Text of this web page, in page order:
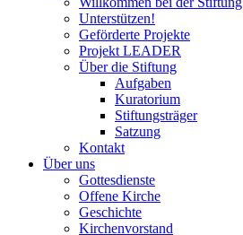
Unterstützen!
Geförderte Projekte
Projekt LEADER
Über die Stiftung
Aufgaben
Kuratorium
Stiftungsträger
Satzung
Kontakt
Über uns
Gottesdienste
Offene Kirche
Geschichte
Kirchenvorstand